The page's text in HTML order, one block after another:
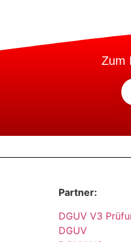
Zum
Partner:
DGUV V3
DGUV